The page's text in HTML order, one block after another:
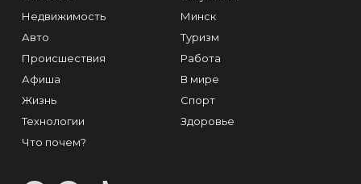
Недвижимость
Авто
Происшествия
Афиша
Жизнь
Технологии
Что почем?
Минск
Туризм
Работа
В мире
Спорт
Здоровье